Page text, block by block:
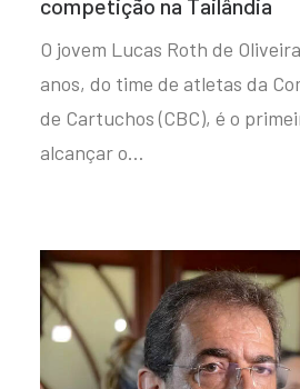
competição na Tailândia
O jovem Lucas Roth de
anos, do time de atletas da
de Cartuchos (CBC), é o
alcançar o…